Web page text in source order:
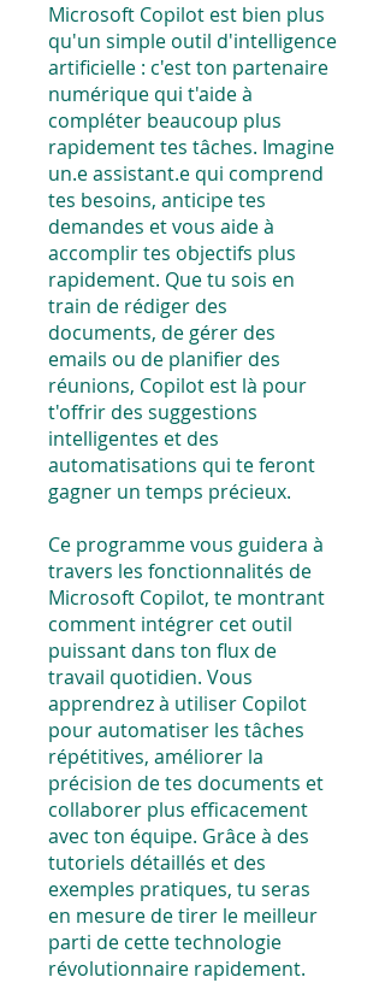
Microsoft Copilot est bien plus
qu'un simple outil d'intelligence
artificielle : c'est ton partenaire
numérique qui t'aide à
compléter beaucoup plus
rapidement tes tâches. Imagine
un.e assistant.e qui comprend
tes besoins, anticipe tes
demandes et vous aide à
accomplir tes objectifs plus
rapidement. Que tu sois en
train de rédiger des
documents, de gérer des
emails ou de planifier des
réunions, Copilot est là pour
t'offrir des suggestions
intelligentes et des
automatisations qui te feront
gagner un temps précieux.
Ce programme vous guidera à
travers les fonctionnalités de
Microsoft Copilot, te montrant
comment intégrer cet outil
puissant dans ton flux de
travail quotidien. Vous
apprendrez à utiliser Copilot
pour automatiser les tâches
répétitives, améliorer la
précision de tes documents et
collaborer plus efficacement
avec ton équipe. Grâce à des
tutoriels détaillés et des
exemples pratiques, tu seras
en mesure de tirer le meilleur
parti de cette technologie
révolutionnaire rapidement.